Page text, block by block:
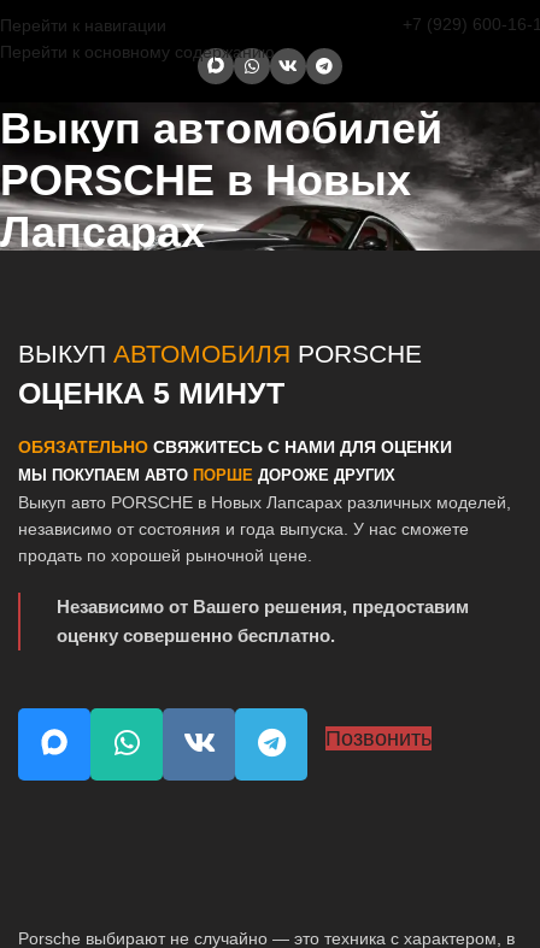
Перейти к навигации
Перейти к основному содержанию
+7 (929) 600-16-
Выкуп автомобилей
PORSCHE в Новых
Лапсарах
ВЫКУП АВТОМОБИЛЯ PORSCHE
ОЦЕНКА 5 МИНУТ
ОБЯЗАТЕЛЬНО СВЯЖИТЕСЬ С НАМИ ДЛЯ ОЦЕНКИ
МЫ ПОКУПАЕМ АВТО ПОРШЕ ДОРОЖЕ ДРУГИХ
Выкуп авто PORSCHE в Новых Лапсарах различных моделей,
независимо от состояния и года выпуска. У нас сможете
продать по хорошей рыночной цене.
Независимо от Вашего решения, предоставим
оценку совершенно бесплатно.
Позвонить
Porsche выбирают не случайно — это техника с характером, в